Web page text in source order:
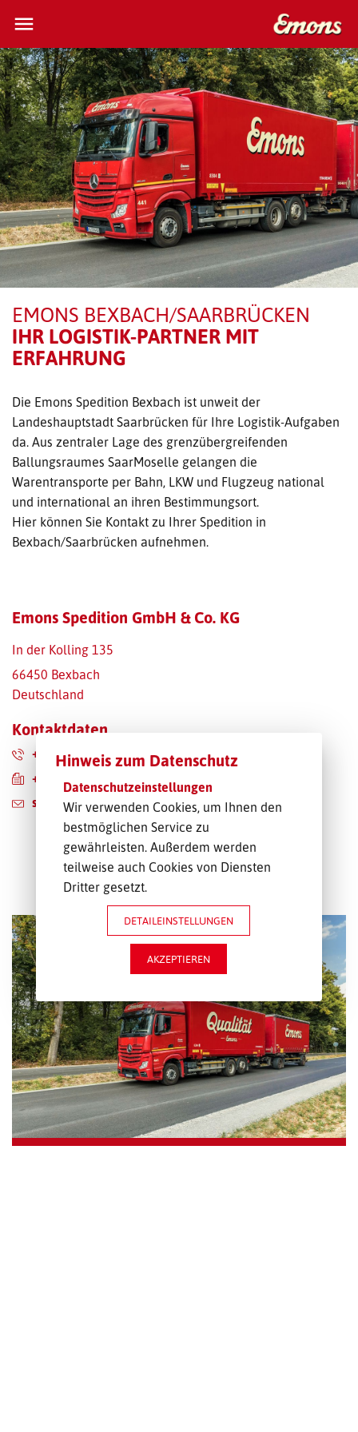
menu
close search
TRANSPORT & LOGISTIK
STANDORTE & NETZWERK
ÜBER UNS
KUNDENBEREICH
SENDUNGSVERFOLGUNG
EMONS BEXBACH/SAARBRÜCKEN
IHR LOGISTIK-PARTNER MIT
ERFAHRUNG
Die Emons Spedition Bexbach ist unweit der
Landeshauptstadt Saarbrücken für Ihre Logistik-Aufgaben
da. Aus zentraler Lage des grenzübergreifenden
Ballungsraumes SaarMoselle gelangen die
Warentransporte per Bahn, LKW und Flugzeug national
und international an ihren Bestimmungsort.
Hier können Sie Kontakt zu Ihrer Spedition in
Bexbach/Saarbrücken aufnehmen.
Emons Spedition GmbH & Co. KG
In der Kolling 135
66450 Bexbach
Deutschland
Kontaktdaten
+49 6826 935-0
+49 6826 935-190
saarbruecken@emons.de
ALLE LEISTUNGEN
Hinweis zum Datenschutz
Datenschutzeinstellungen
Wir verwenden Cookies, um Ihnen den
bestmöglichen Service zu
gewährleisten. Außerdem werden
teilweise auch Cookies von Diensten
Dritter gesetzt.
DETAILEINSTELLUNGEN
AKZEPTIEREN